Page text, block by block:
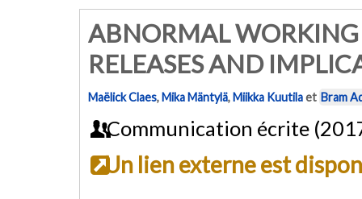
ABNORMAL WORKING
RELEASES AND
Maëlick Claes,Mika Mäntylä,Miikka Kuutilaet Bram
Communication écrite
Un lien externe est